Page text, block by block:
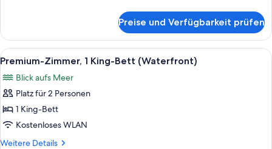
anzeigen
Zimmer,
1 King-
Bett,
Preise und Verfügbarkeit prüfen
Alle
Fotos
für
Premium-
Zimmer,
1 King-
Bett
Ein Hotelzimmer mit einem großen
6
Premium-Zimmer, 1 King-Bett (Waterfront)
Blick aufs Meer
Platz für 2 Personen
1 King-Bett
Kostenloses WLAN
Weitere Details
Weitere